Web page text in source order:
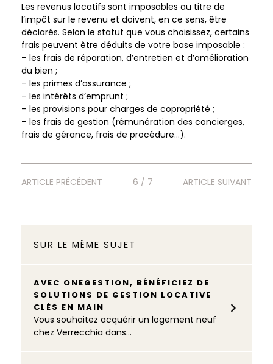
Les revenus locatifs sont imposables au titre de
l’impôt sur le revenu et doivent, en ce sens, être
déclarés. Selon le statut que vous choisissez, certains
frais peuvent être déduits de votre base imposable :
– les frais de réparation, d’entretien et d’amélioration
du bien ;
– les primes d’assurance ;
– les intérêts d’emprunt ;
– les provisions pour charges de copropriété ;
– les frais de gestion (rémunération des concierges,
frais de gérance, frais de procédure…).
ARTICLE PRÉCÉDENT 6 / 7 ARTICLE SUIVANT
SUR LE MÊME SUJET
AVEC ONEGESTION, BÉNÉFICIEZ DE
SOLUTIONS DE GESTION LOCATIVE
CLÉS EN MAIN
Vous souhaitez acquérir un logement neuf
chez Verrecchia dans...